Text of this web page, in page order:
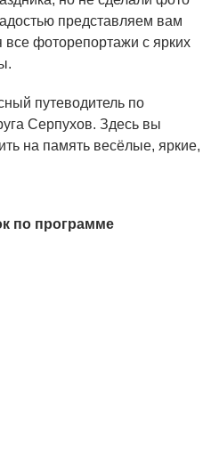
представляем вам
все фоторепортажи с ярких
путеводитель по
Серпухов. Здесь вы
на память весёлые, яркие,
по программе